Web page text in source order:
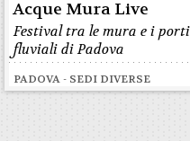
Acque Mura Live
Festival tra le mura e i porti
fluviali di Padova
PADOVA - SEDI DIVERSE